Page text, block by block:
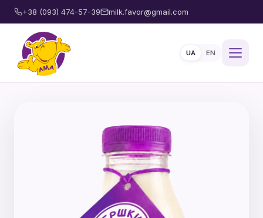
+38 (093) 474-57-39 milk.favor@gmail.com
UA EN